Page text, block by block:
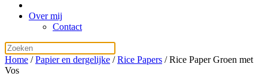
Over mij
Contact
Home /Papier en dergelijke /Rice Papers / Rice Paper Groen met
Vos